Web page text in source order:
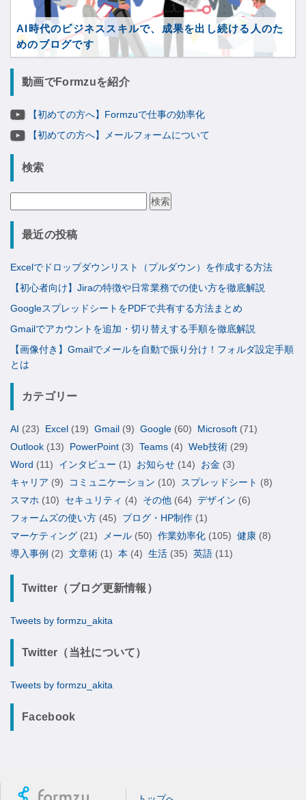
AI時代のビジネススキルで、成果を出し続ける人のた
めのブログです
動画でFormzuを紹介
【初めての方へ】Formzuで仕事の効率化
【初めての方へ】メールフォームについて
検索
最近の投稿
Excelでドロップダウンリスト（プルダウン）を作成する方法
【初心者向け】Jiraの特徴や日常業務での使い方を徹底解説
GoogleスプレッドシートをPDFで共有する方法まとめ
Gmailでアカウントを追加・切り替えする手順を徹底解説
【画像付き】Gmailでメールを自動で振り分け！フォルダ設定手順
とは
カテゴリー
AI (23) Excel (19) Gmail (9) Google (60) Microsoft (71)
Outlook (13) PowerPoint (3) Teams (4) Web技術 (29)
Word (11) インタビュー (1) お知らせ (14) お金 (3)
キャリア (9) コミュニケーション (10) スプレッドシート (8)
スマホ (10) セキュリティ (4) その他 (64) デザイン (6)
フォームズの使い方 (45) ブログ・HP制作 (1)
マーケティング (21) メール (50) 作業効率化 (105) 健康 (8)
導入事例 (2) 文章術 (1) 本 (4) 生活 (35) 英語 (11)
Twitter（ブログ更新情報）
Tweets by formzu_akita
Twitter（当社について）
Tweets by formzu_akita
Facebook